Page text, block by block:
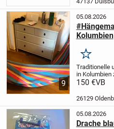
9
05.08.2026
Kolumbien
Merken
Traditionelle
in Kolumbien
Hängematte
150 €VB
26129
05.08.2026
Drache